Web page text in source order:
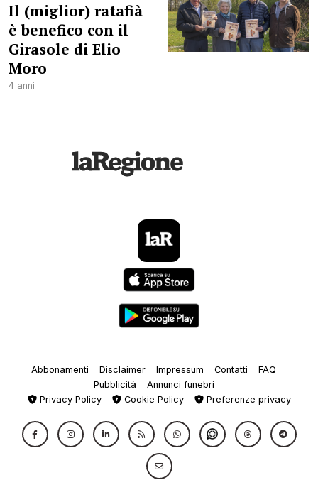
Il (miglior) ratafià
è benefico con il
Girasole di Elio
Moro
4 anni
Abbonamenti Disclaimer Impressum Contatti
FAQ
Pubblicità
Annunci funebri
Privacy Policy
Cookie Policy Preferenze privacy